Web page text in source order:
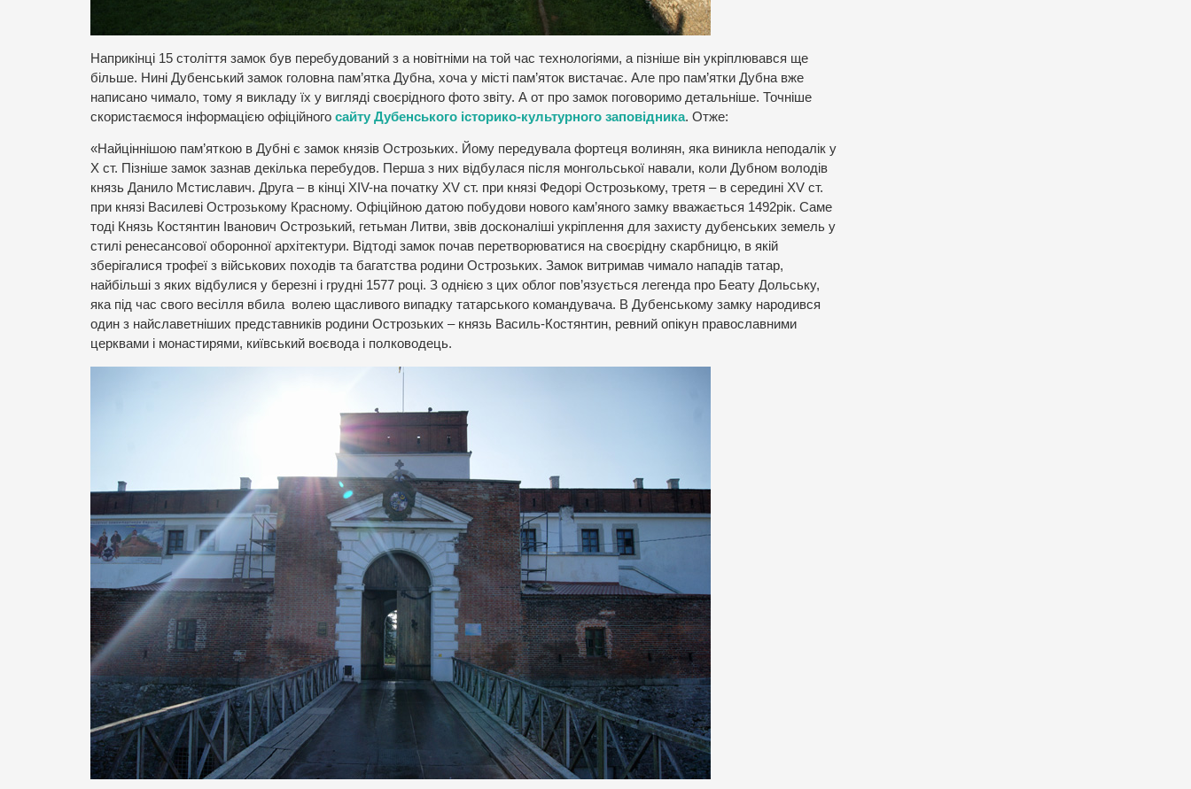
Наприкінці 15 століття замок був перебудований з а новітніми на той час технологіями, а пізніше він укріплювався ще
більше. Нині Дубенський замок головна пам’ятка Дубна, хоча у місті пам’яток вистачає. Але про пам’ятки Дубна вже
написано чимало, тому я викладу їх у вигляді своєрідного фото звіту. А от про замок поговоримо детальніше. Точніше
скористаємося інформацією офіційного сайту Дубенського історико-культурного заповідника. Отже:
«Найціннішою пам’яткою в Дубні є замок князів Острозьких. Йому передувала фортеця волинян, яка виникла неподалік у
Х ст. Пізніше замок зазнав декілька перебудов. Перша з них відбулася після монгольської навали, коли Дубном володів
князь Данило Мстиславич. Друга – в кінці XIV-на початку XV ст. при князі Федорі Острозькому, третя – в середині XV ст.
при князі Василеві Острозькому Красному. Офіційною датою побудови нового кам’яного замку вважається 1492рік. Саме
тоді Князь Костянтин Іванович Острозький, гетьман Литви, звів досконаліші укріплення для захисту дубенських земель у
стилі ренесансової оборонної архітектури. Відтоді замок почав перетворюватися на своєрідну скарбницю, в якій
зберігалися трофеї з військових походів та багатства родини Острозьких. Замок витримав чимало нападів татар,
найбільші з яких відбулися у березні і грудні 1577 році. З однією з цих облог пов’язується легенда про Беату Дольську,
яка під час свого весілля вбила волею щасливого випадку татарського командувача. В Дубенському замку народився
один з найславетніших представників родини Острозьких – князь Василь-Костянтин, ревний опікун православними
церквами і монастирями, київський воєвода і полководець.